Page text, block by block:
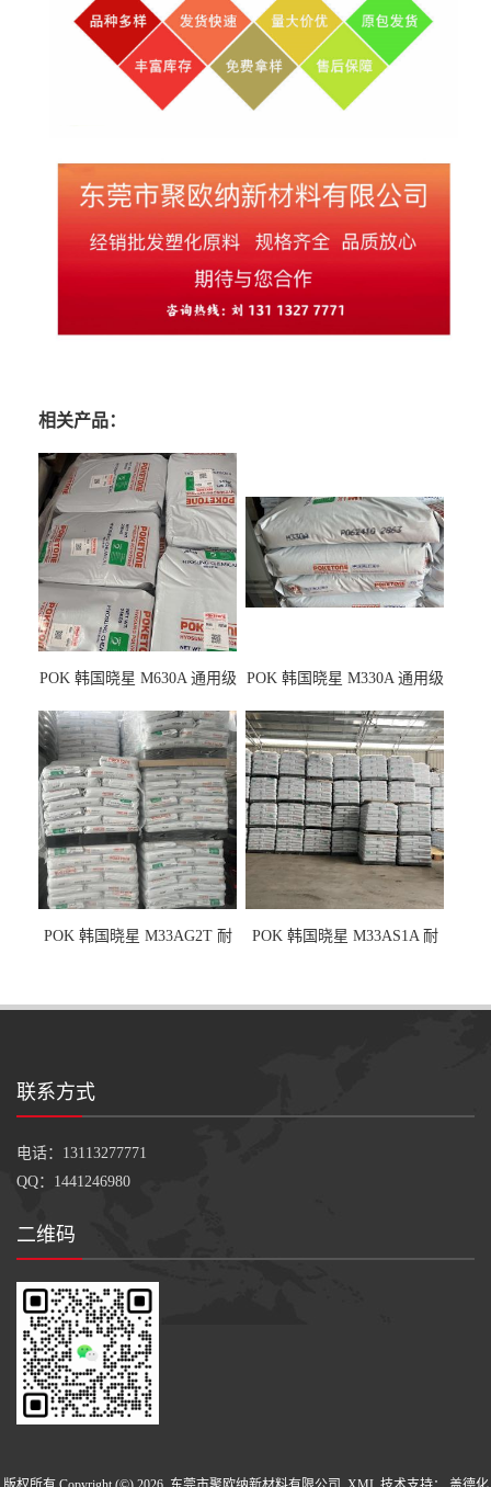
相关产品：
POK 韩国晓星 M630A 通用级
POK 韩国晓星 M330A 通用级
POK 韩国晓星 M33AG2T 耐
POK 韩国晓星 M33AS1A 耐
联系方式
电话：13113277771
QQ：1441246980
二维码